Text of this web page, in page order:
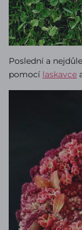
Poslední a
pomocí laskavce